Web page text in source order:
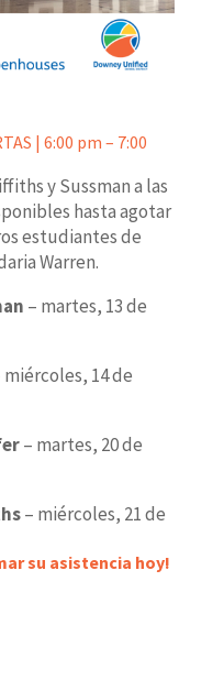
| 6:00 pm – 7:00
y Sussman a las
hasta agotar
estudiantes de
Warren.
– martes, 13 de
14 de
– martes, 20 de
– miércoles, 21 de
su asistencia hoy!